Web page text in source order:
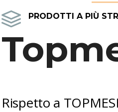
PRODOTTI A PIÙ
Rispetto a